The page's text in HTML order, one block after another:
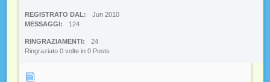
REGISTRATO DAL
Jun 2010
MESSAGGI
124
RINGRAZIAMENTI
24
Ringraziato 0 volte in 0 Posts